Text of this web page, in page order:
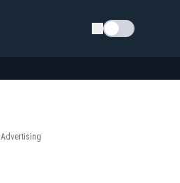
Schimba tema
Advertising